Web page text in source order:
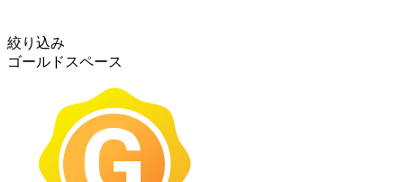
絞り込み
ゴールドスペース